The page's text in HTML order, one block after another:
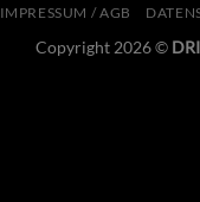
IMPRESSUM / AGB
Copyright 2026 ©